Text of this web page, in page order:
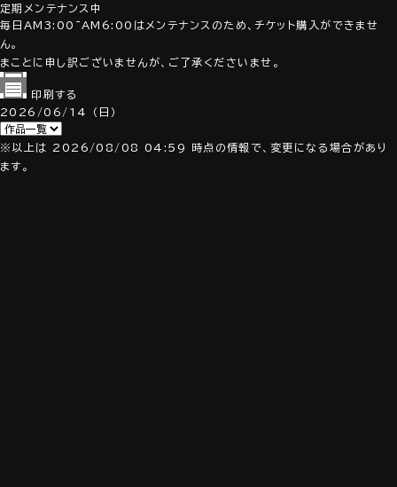
定期メンテナンス中
毎日AM3:00~AM6:00はメンテナンスのため、チケット購入ができませ
ん。
まことに申し訳ございませんが、ご了承くださいませ。
印刷する
2026/06/14
（日）
※以上は 2026/08/08 04:59 時点の情報で、変更になる場合があり
ます。